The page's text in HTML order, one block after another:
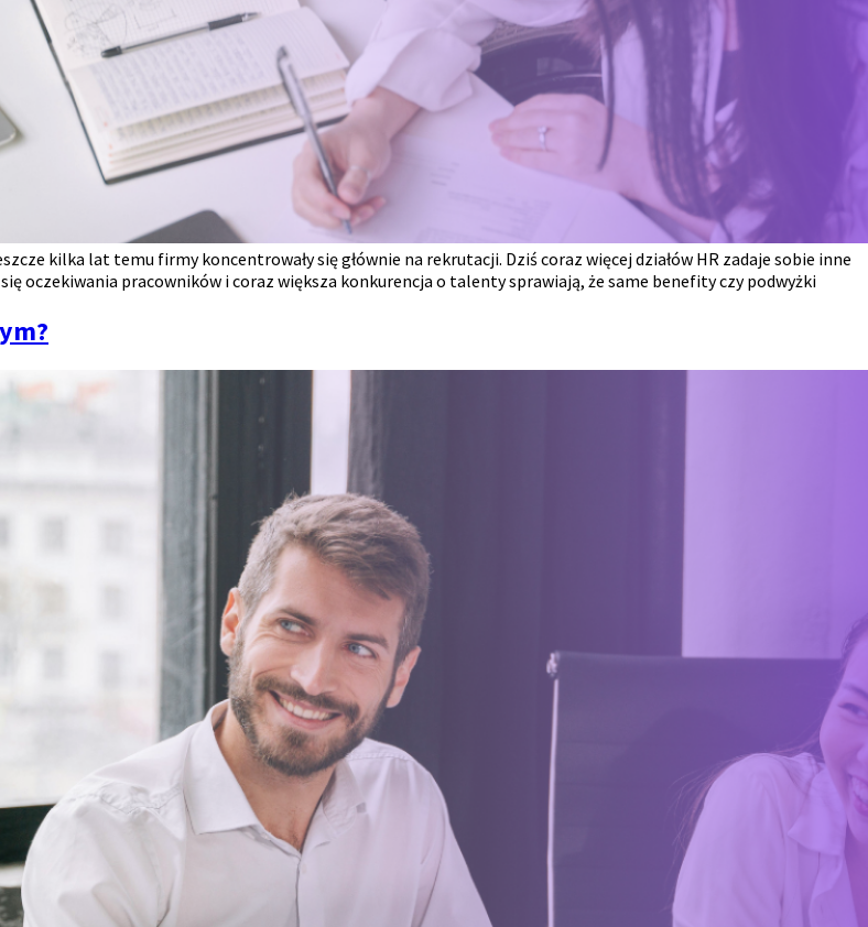
kilka lat temu firmy koncentrowały się głównie na rekrutacji. Dziś coraz więcej działów HR zadaje sobie inne
oczekiwania pracowników i coraz większa konkurencja o talenty sprawiają, że same benefity czy podwyżki